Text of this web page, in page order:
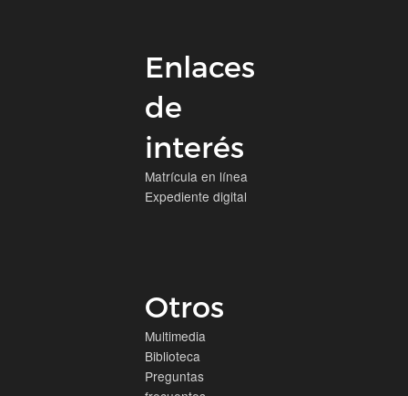
Enlaces
de
interés
Matrícula en línea
Expediente digital
Otros
Multimedia
Biblioteca
Preguntas